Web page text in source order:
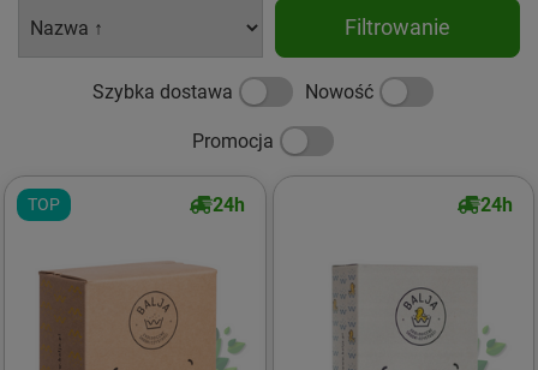
Filtrowanie
Szybka dostawa Nowość
Promocja
TOP 24h 24h